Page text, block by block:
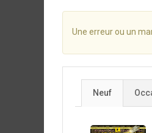
Une erreur ou un
Neuf